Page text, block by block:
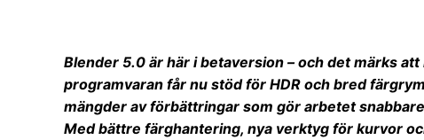
Blender 5.0 är här i betaversion – och det märks
programvaran får nu stöd för HDR och bred
mängder av förbättringar som gör arbetet
Med bättre färghantering, nya verktyg för kurvor